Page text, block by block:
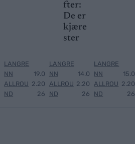
LANGRE
NN
ALLROU
ND
19.0
2.20
26
fter:
De er
kjære
ster
LANGRE
NN
ALLROU
ND
14.0
2.20
26
LANGRE
NN
ALLROU
ND
15.0
2.20
26